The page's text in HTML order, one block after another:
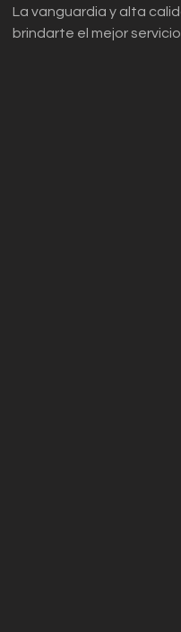
La vanguardia y alta
brindarte el mejor